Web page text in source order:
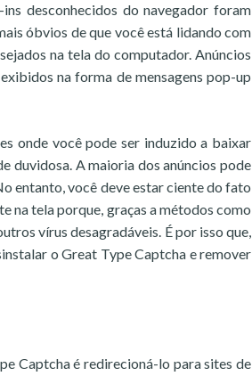
desconhecidos do navegador foram
óbvios de que você está lidando com
na tela do computador. Anúncios
na forma de mensagens pop-up
onde você pode ser induzido a baixar
duvidosa. A maioria dos anúncios pode
entanto, você deve estar ciente do fato
na tela porque, graças a métodos como
vírus desagradáveis. É por isso que,
o Great Type Captcha e remover
Captcha é redirecioná-lo para sites de